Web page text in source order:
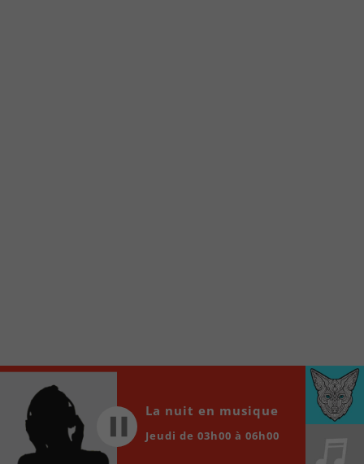
Player
00:00
La nuit en musique
Jeudi de 03h00 à 06h00